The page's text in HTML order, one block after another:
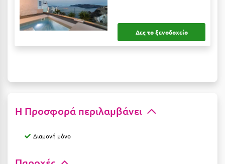
Νέα Στύρα Εύβοιας
Νέοι Πόροι Πιερίας
Ορεινή Αρκαδία
Ορεινή Ναυπακτία
Δες το ξενοδοχείο
Η Προσφορά περιλαμβάνει
Διαμονή μόνο